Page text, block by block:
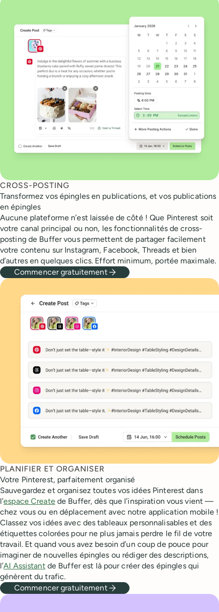
CROSS-POSTING
Transformez vos épingles en publications, et vos publications
en épingles
Aucune plateforme n’est laissée de côté ! Que Pinterest soit
votre canal principal ou non, les fonctionnalités de cross-
posting de Buffer vous permettent de partager facilement
votre contenu sur Instagram, Facebook, Threads et bien
d’autres en quelques clics. Effort minimum, portée maximale.
Commencer gratuitement
PLANIFIER ET ORGANISER
Votre Pinterest, parfaitement organisé
Sauvegardez et organisez toutes vos idées Pinterest dans
l’espace Createde Buffer, dès que l’inspiration vous vient —
chez vous ou en déplacement avec notre application mobile !
Classez vos idées avec des tableaux personnalisables et des
étiquettes colorées pour ne plus jamais perdre le fil de votre
travail. Et quand vous avez besoin d’un coup de pouce pour
imaginer de nouvelles épingles ou rédiger des descriptions,
l’AI Assistantde Buffer est là pour créer des épingles qui
génèrent du trafic.
Commencer gratuitement